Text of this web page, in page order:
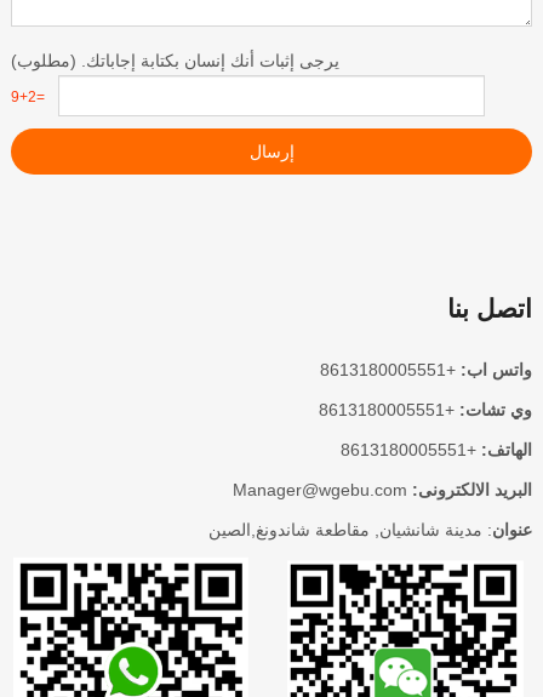
يرجى إثبات أنك إنسان بكتابة إجاباتك. (مطلوب)
9+2=
إرسال
اتصل بنا
واتس اب: +8613180005551
وي تشات: +8613180005551
الهاتف: +8613180005551
البريد الالكترونى: Manager@wgebu.com
عنوان: مدينة شانشيان, مقاطعة شاندونغ,الصين